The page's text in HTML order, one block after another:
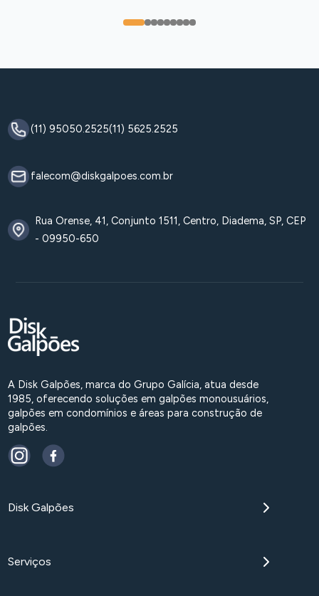
0 12345678
(11) 95050.2525(11) 5625.2525
falecom@diskgalpoes.com.br
Rua Orense, 41, Conjunto 1511, Centro, Diadema, SP, CEP
- 09950-650
A Disk Galpões, marca do Grupo Galícia, atua desde
1985, oferecendo soluções em galpões monousuários,
galpões em condomínios e áreas para construção de
galpões.
Disk Galpões
Serviços